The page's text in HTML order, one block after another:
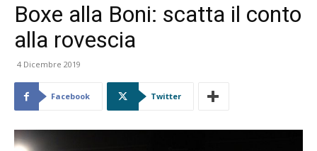
Boxe alla Boni: scatta il conto
alla rovescia
4 Dicembre 2019
Facebook Twitter